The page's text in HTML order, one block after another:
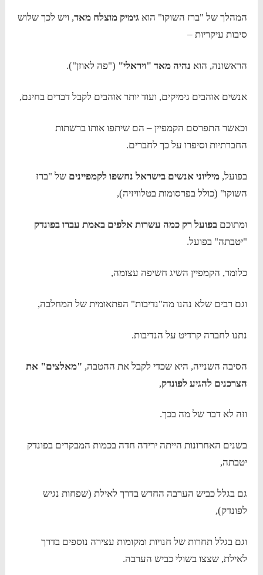
המהלך של "ברז השוקו" הוא גימיק מוצלח מאד, ויש לכך שלוש
סיבות עיקריות –
הראשונה, הוא נהיה מאד "ויראלי" ("פה לאוזן").
אנשים אוהבים גימיקים, ועוד יותר אוהבים לקבל דברים בחינם,
וכאשר התפרסם הקמפיין – הם שיתפו אותו ברשתות
החברתיות וסיפרו על כך לחברים.
בפועל,מיליוני אנשים בישראל נחשפו לקמפיינים של "ברז
השוקו" (כולל בפרסומות בטלוויזיה),
ומתוכםבפועל רק כמה עשרות אלפים באמת עברו בפונדק
"יטבתה" בפועל.
כלומר, הקמפיין השיג חשיפה עצומה,
וגם רבים שלא נהנו מה"נדיבות" הפתאומית של המחלבה,
נתנו לחברה קרדיט על הנדיבות.
הסיבה השנייה, היא שכדי לקבל את ההטבה, "מאלצים" את
הצרכנים להגיע לפונדק,
וזה לא דבר של מה בכך.
בשנים האחרונות הייתה ירידה חדה בכמות המבקרים בפונדק
יטבתה,
גם בגלל כביש הערבה החדש בדרך לאילת (שפחות נגיש
לפונדק),
וגם בגלל תחרות של חנויות ומקומות עצירה נוספים בדרך
לאילת, שצצו בשולי כביש הערבה.